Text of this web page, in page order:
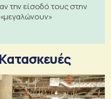
την είσοδό τους στην